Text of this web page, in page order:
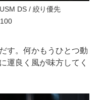
DS / 絞り優先
す。何かもうひとつ動
運良く風が味方してく